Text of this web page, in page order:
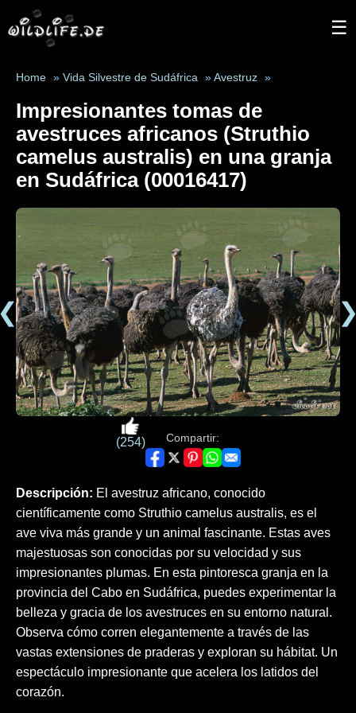
☰
Home » Vida Silvestre de Sudáfrica » Avestruz »
Impresionantes tomas de
avestruces africanos (Struthio
camelus australis) en una granja
en Sudáfrica (00016417)
(254) Compartir:
Descripción: El avestruz africano, conocido
científicamente como Struthio camelus australis, es el
ave viva más grande y un animal fascinante. Estas aves
majestuosas son conocidas por su velocidad y sus
impresionantes plumas. En esta pintoresca granja en la
provincia del Cabo en Sudáfrica, puedes experimentar la
belleza y gracia de los avestruces en su entorno natural.
Observa cómo corren elegantemente a través de las
vastas extensiones de praderas y exploran su hábitat. Un
espectáculo impresionante que acelera los latidos del
corazón.